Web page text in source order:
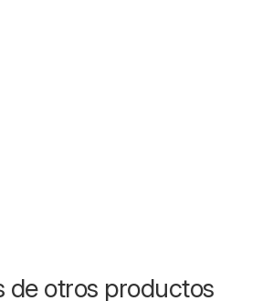
de otros productos